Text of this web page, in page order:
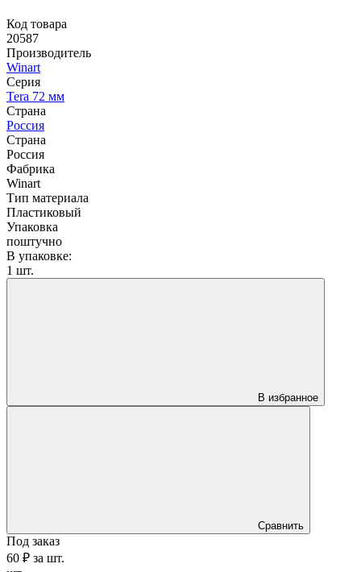
Код товара
20587
Производитель
Winart
Серия
Tera 72 мм
Страна
Россия
Страна
Россия
Фабрика
Winart
Тип материала
Пластиковый
Упаковка
поштучно
В упаковке:
1 шт.
В избранное
Сравнить
Под заказ
60 ₽ за шт.